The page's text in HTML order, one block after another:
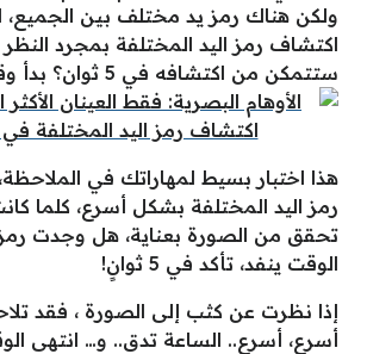
ولكن هناك رمز يد مختلف بين
اكتشاف رمز اليد المختلفة بمجرد النظر
ستتمكن من اكتشافه في 5 ثوان؟ بدأ وقتك الآن:
هذا اختبار بسيط لمهاراتك في
رمز اليد المختلفة بشكل أسرع، كلما كانت
تحقق من الصورة بعناية، هل وجدت رمز
الوقت ينفد، تأكد في 5 ثوانٍ!
إذا نظرت عن كثب إلى الصورة ، فقد
أسرع، أسرع.. الساعة تدق.. و… انتهى